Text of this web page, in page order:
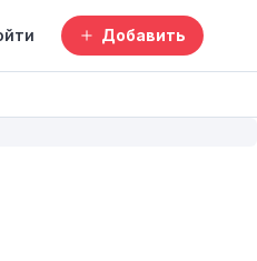
Добавить